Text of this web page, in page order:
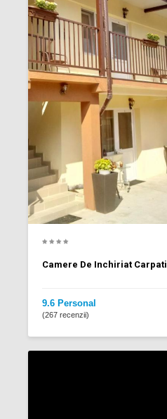
Camere De Inchiriat Carpati
9.6 Personal
(267 recenzii)